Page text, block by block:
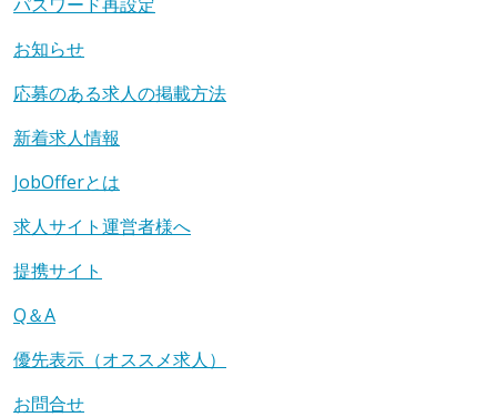
お知らせ
応募のある求人の掲載方法
新着求人情報
JobOfferとは
求人サイト運営者様へ
提携サイト
Q＆A
優先表示（オススメ求人）
お問合せ